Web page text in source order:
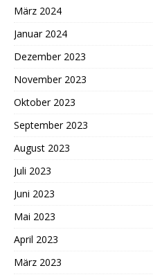
März 2024
Januar 2024
Dezember 2023
November 2023
Oktober 2023
September 2023
August 2023
Juli 2023
Juni 2023
Mai 2023
April 2023
März 2023